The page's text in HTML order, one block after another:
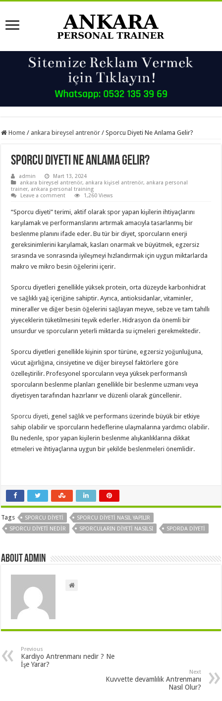
Home / ankara bireysel antrenör / Sporcu Diyeti Ne Anlama Gelir?
Sporcu Diyeti Ne Anlama Gelir?
admin
Mart 13, 2024
ankara bireysel antrenör, ankara kişisel antrenör, ankara personal
trainer, ankara personal training
Leave a comment
1,260 Views
“Sporcu diyeti” terimi, aktif olarak spor yapan kişilerin ihtiyaçlarını
karşılamak ve performanslarını artırmak amacıyla tasarlanmış bir
beslenme planını ifade eder. Bu tür bir diyet, sporcuların enerji
gereksinimlerini karşılamak, kasları onarmak ve büyütmek, egzersiz
sırasında ve sonrasında iyileşmeyi hızlandırmak için uygun miktarlarda
makro ve mikro besin öğelerini içerir.
Sporcu diyetleri genellikle yüksek protein, orta düzeyde karbonhidrat
ve sağlıklı yağ içeriğine sahiptir. Ayrıca, antioksidanlar, vitaminler,
mineraller ve diğer besin öğelerini sağlayan meyve, sebze ve tam tahıllı
yiyeceklerin tüketilmesini teşvik ederler. Hidrasyon da önemli bir
unsurdur ve sporcuların yeterli miktarda su içmeleri gerekmektedir.
Sporcu diyetleri genellikle kişinin spor türüne, egzersiz yoğunluğuna,
vücut ağırlığına, cinsiyetine ve diğer bireysel faktörlere göre
özelleştirilir. Profesyonel sporcuların veya yüksek performanslı
sporcuların beslenme planları genellikle bir beslenme uzmanı veya
diyetisyen tarafından hazırlanır ve düzenli olarak güncellenir.
Sporcu diyeti, genel sağlık ve performans üzerinde büyük bir etkiye
sahip olabilir ve sporcuların hedeflerine ulaşmalarına yardımcı olabilir.
Bu nedenle, spor yapan kişilerin beslenme alışkanlıklarına dikkat
etmeleri ve ihtiyaçlarına uygun bir şekilde beslenmeleri önemlidir.
Tags SPORCU DIYETI
SPORCU DIYETI NASIL YAPILIR
SPORCU DIYETI NEDIR
SPORCULARIN DIYETI NASILSI SPORDA DIYETI
About admin
Previous
Kardiyo Antrenmanı nedir ? Ne
İşe Yarar?
Next
Kuvvette devamlılık Antrenmanı
Nasıl Olur?